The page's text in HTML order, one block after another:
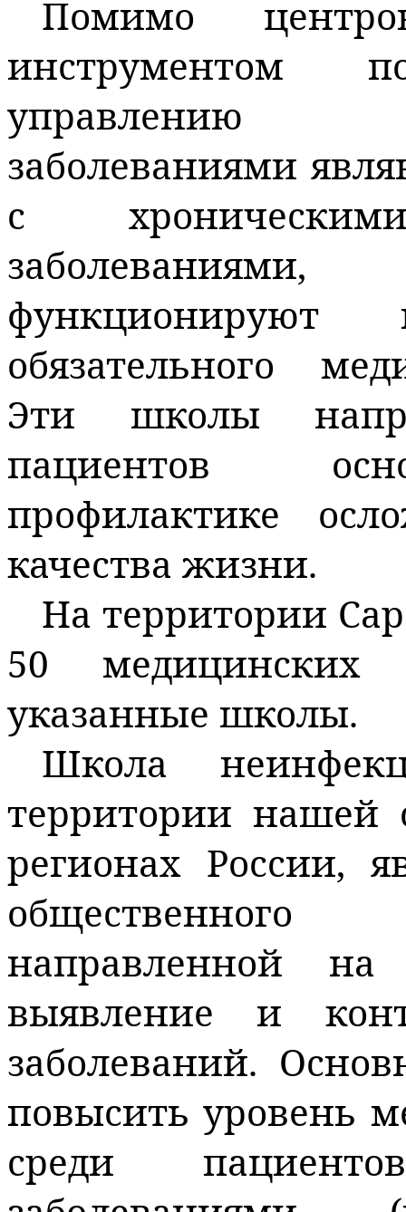
Помимо
инструментом
управлению
заболеваниями
с
обязательного
Эти школы
пациентов
профилактике
качества жизни.
На территории
50 медицинских
указанные школы.
Школа
территории нашей
регионах России,
направленной на
выявление и
заболеваний.
повысить уровень
среди